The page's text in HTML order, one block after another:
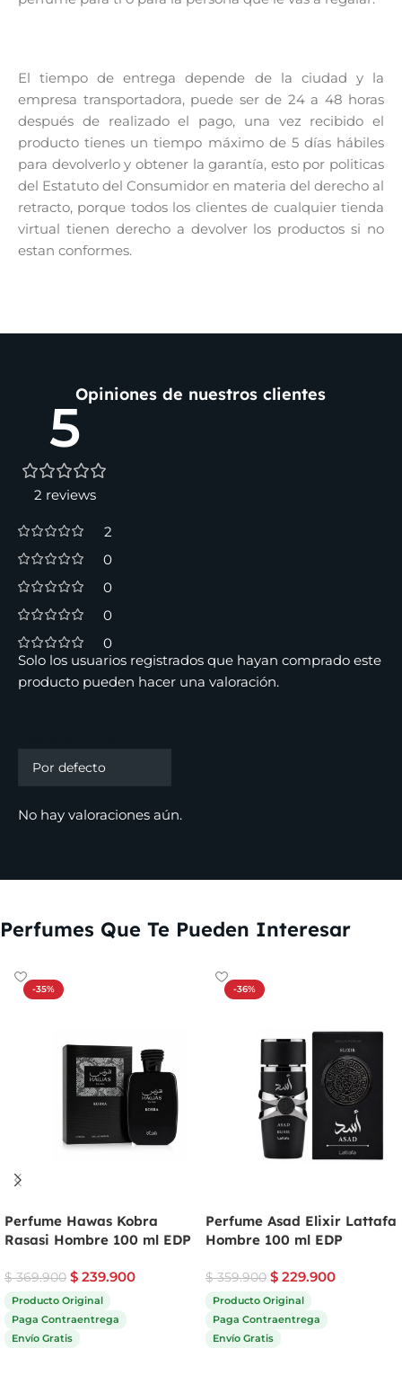
El tiempo de entrega depende de la ciudad y la
empresa transportadora, puede ser de 24 a 48 horas
después de realizado el pago, una vez recibido el
producto tienes un tiempo máximo de 5 días hábiles
para devolverlo y obtener la garantía, esto por politicas
del Estatuto del Consumidor en materia del derecho al
retracto, porque todos los clientes de cualquier tienda
virtual tienen derecho a devolver los productos si no
estan conformes.
Opiniones de nuestros clientes
5
2 reviews
2
0
0
0
0
No hay valoraciones aún.
Solo los usuarios registrados que hayan comprado este
producto pueden hacer una valoración.
Perfumes Que Te Pueden Interesar
-35%
Perfume Hawas Kobra
Rasasi Hombre 100 ml EDP
$369.900 $ 239.900
Producto Original
Paga Contraentrega
Envío Gratis
-36%
Perfume Asad Elixir Lattafa
Hombre 100 ml EDP
$359.900 $ 229.900
Producto Original
Paga Contraentrega
Envío Gratis